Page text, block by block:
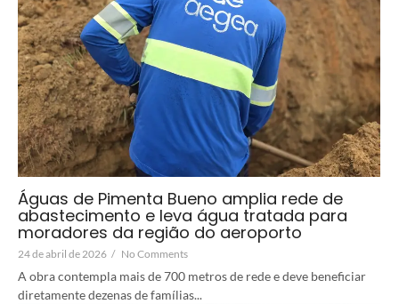
Águas de Pimenta Bueno amplia rede de
abastecimento e leva água tratada para
moradores da região do aeroporto
24 de abril de 2026 / No Comments
A obra contempla mais de 700 metros de rede e deve beneficiar
diretamente dezenas de famílias...